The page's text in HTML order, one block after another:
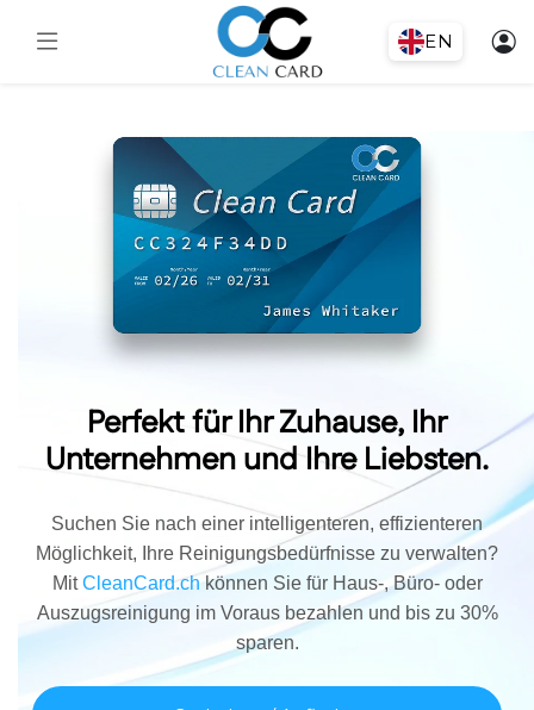
EN
Perfekt für Ihr Zuhause, Ihr
Unternehmen und Ihre Liebsten.
Suchen Sie nach einer intelligenteren, effizienteren
Möglichkeit, Ihre Reinigungsbedürfnisse zu verwalten?
MitCleanCard.chkönnen Sie für Haus-, Büro- oder
Auszugsreinigung im Voraus bezahlen und bis zu 30%
sparen.